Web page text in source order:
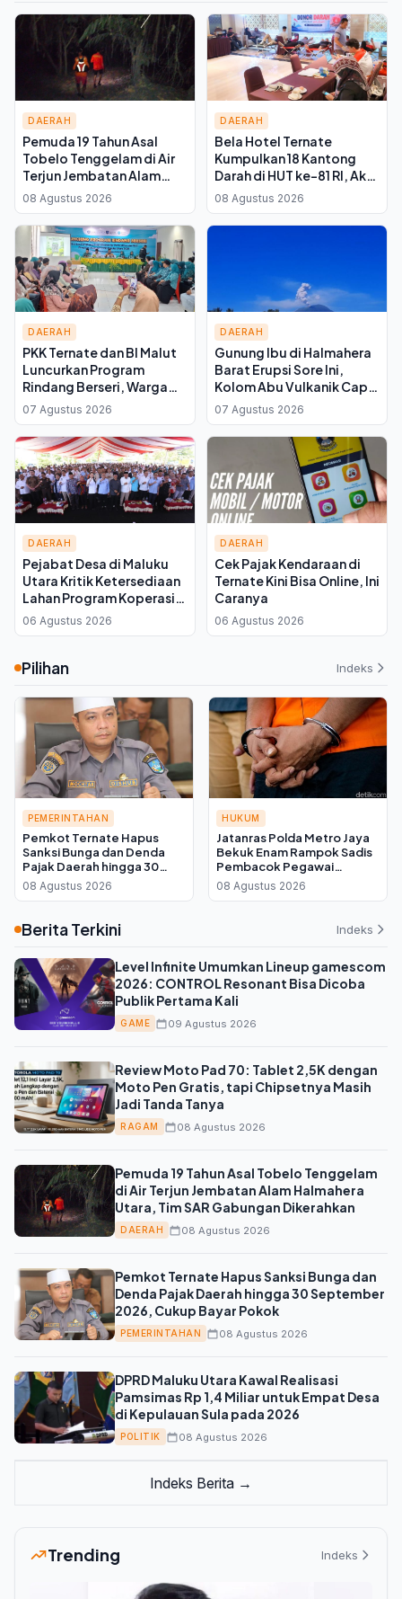
DAERAH
Pemuda 19 Tahun Asal
Tobelo Tenggelam di Air
Terjun Jembatan Alam
Halmahera Utara, Tim SAR
Gabungan Dikerahkan
08 Agustus 2026
DAERAH
Bela Hotel Ternate
Kumpulkan 18 Kantong
Darah di HUT ke-81 RI, Aksi
Sosial Rutin Tiap 3 Bulan
08 Agustus 2026
DAERAH
PKK Ternate dan BI Malut
Luncurkan Program
Rindang Berseri, Warga
Didorong Tanam Cabai
dan Kangkung di
Pekarangan
07 Agustus 2026
DAERAH
Gunung Ibu di Halmahera
Barat Erupsi Sore Ini,
Kolom Abu Vulkanik Capai
600 Meter di Atas Puncak
07 Agustus 2026
DAERAH
Pejabat Desa di Maluku
Utara Kritik Ketersediaan
Lahan Program Koperasi
Merah Putih saat Seminar
di Ternate
06 Agustus 2026
DAERAH
Cek Pajak Kendaraan di
Ternate Kini Bisa Online, Ini
Caranya
06 Agustus 2026
Pilihan Indeks
PEMERINTAHAN
Pemkot Ternate Hapus
Sanksi Bunga dan Denda
Pajak Daerah hingga 30
September 2026, Cukup
Bayar Pokok
08 Agustus 2026
HUKUM
Jatanras Polda Metro Jaya
Bekuk Enam Rampok Sadis
Pembacok Pegawai
Koperasi di Cibitung
08 Agustus 2026
Berita Terkini Indeks
Level Infinite Umumkan Lineup gamescom
2026: CONTROL Resonant Bisa Dicoba
Publik Pertama Kali
GAME 09 Agustus 2026
Review Moto Pad 70: Tablet 2,5K dengan
Moto Pen Gratis, tapi Chipsetnya Masih
Jadi Tanda Tanya
RAGAM 08 Agustus 2026
Pemuda 19 Tahun Asal Tobelo Tenggelam
di Air Terjun Jembatan Alam Halmahera
Utara, Tim SAR Gabungan Dikerahkan
DAERAH 08 Agustus 2026
Pemkot Ternate Hapus Sanksi Bunga dan
Denda Pajak Daerah hingga 30 September
2026, Cukup Bayar Pokok
PEMERINTAHAN 08 Agustus 2026
DPRD Maluku Utara Kawal Realisasi
Pamsimas Rp 1,4 Miliar untuk Empat Desa
di Kepulauan Sula pada 2026
POLITIK 08 Agustus 2026
Indeks Berita →
Trending Indeks